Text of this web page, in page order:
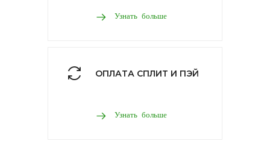
Узнать больше
ОПЛАТА СПЛИТ И ПЭЙ
Узнать больше